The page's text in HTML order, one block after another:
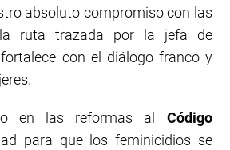
absoluto compromiso con las
ruta trazada por la jefa de
con el diálogo franco y
en las reformas al Código
para que los feminicidios se